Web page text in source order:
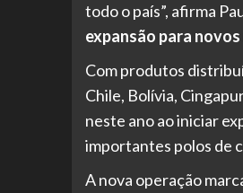
todo o país”, afirma
expansão para
Com produtos
Chile, Bolívia,
neste ano ao iniciar
importantes polos de
A nova operação